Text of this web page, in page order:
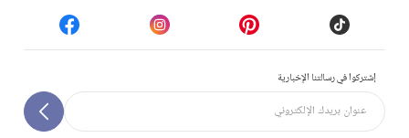
إشتركوا في رسالتنا الإخبارية